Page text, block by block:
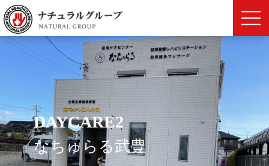
DAYCARE2
なちゅらる武豊